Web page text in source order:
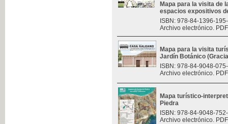
Mapa para la visita de
espacios expositivos
ISBN: 978-84-1396-
Archivo electrónico.
Mapa para la visita
Jardín Botánico
ISBN: 978-84-9048-
Archivo electrónico.
Mapa turístico-
Piedra
ISBN: 978-84-9048-
Archivo electrónico.